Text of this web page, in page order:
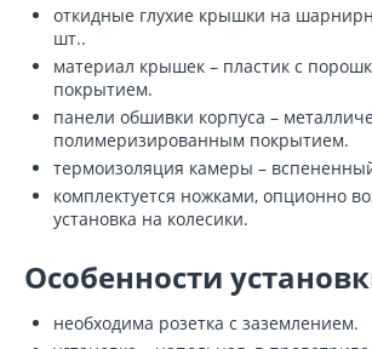
откидные глухие крышки на
шт..
материал крышек – пластик с
покрытием.
панели обшивки корпуса –
полимеризированным покрытием.
термоизоляция камеры –
комплектуется ножками, опционно
установка на колесики.
Особенности
необходима розетка с заземлением.